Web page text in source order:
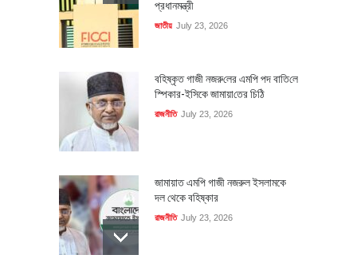
প্রধানমন্ত্রী
জাতীয় July 23, 2026
বহিষ্কৃত গাজী নজরু‌লের এম‌পি পদ বা‌তি‌লে
স্পিকার-ইসিকে জামায়া‌তের চি‌ঠি
রাজনীতি July 23, 2026
জামায়াত এমপি গাজী নজরুল ইসলামকে
দল থেকে বহিষ্কার
রাজনীতি July 23, 2026